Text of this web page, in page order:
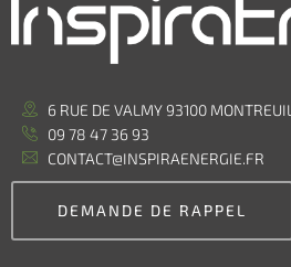
6 RUE DE VALMY 93100 MONTREUIL
09 78 47 36 93
CONTACT@INSPIRAENERGIE.FR
DEMANDE DE RAPPEL